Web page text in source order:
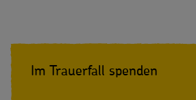
Im Trauerfall spenden